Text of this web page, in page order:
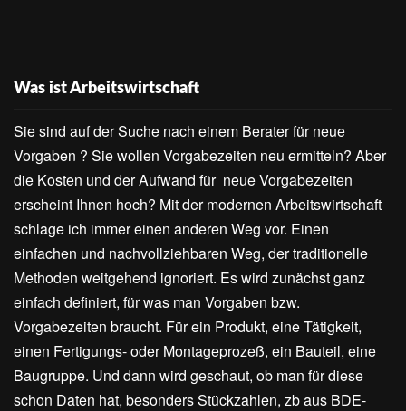
Was ist Arbeitswirtschaft
Sie sind auf der Suche nach einem Berater für neue
Vorgaben ? Sie wollen Vorgabezeiten neu ermitteln? Aber
die Kosten und der Aufwand für neue Vorgabezeiten
erscheint Ihnen hoch? Mit der modernen Arbeitswirtschaft
schlage ich immer einen anderen Weg vor. Einen
einfachen und nachvollziehbaren Weg, der traditionelle
Methoden weitgehend ignoriert. Es wird zunächst ganz
einfach definiert, für was man Vorgaben bzw.
Vorgabezeiten braucht. Für ein Produkt, eine Tätigkeit,
einen Fertigungs- oder Montageprozeß, ein Bauteil, eine
Baugruppe. Und dann wird geschaut, ob man für diese
schon Daten hat, besonders Stückzahlen, zb aus BDE-